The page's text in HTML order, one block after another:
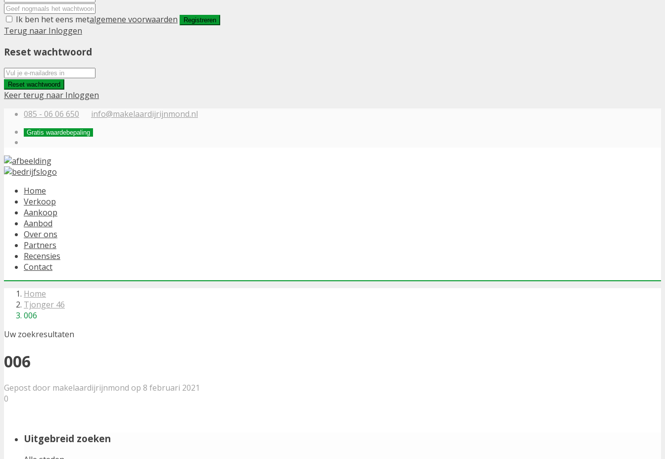
Ik ben het eens metalgemene voorwaarden Registreren
Terug naar Inloggen
Reset wachtwoord
Reset wachtwoord
Keer terug naar Inloggen
085 - 06 06 650
info@makelaardijrijnmond.nl
Gratis waardebepaling
Home
Verkoop
Aankoop
Aanbod
Over ons
Partners
Recensies
Contact
Home
Tjonger 46
006
Uw zoekresultaten
006
Gepost door makelaardijrijnmond op 8 februari 2021
0
Uitgebreid zoeken